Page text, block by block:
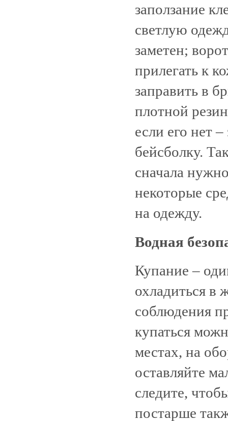
заползание
светлую
заметен;
прилегать к
заправить в
плотной
если его нет
бейсболку.
сначала
некоторые
на одежду.
Водная
Купание –
охладиться в
соблюдения
купаться
местах, на
оставляйте
следите,
постарше